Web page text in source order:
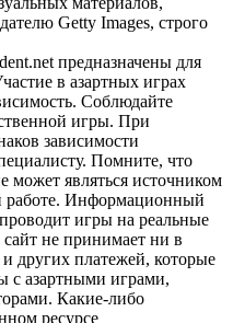
Getty Images, строго
предназначены для
в азартных играх
Соблюдайте
игры. При
зависимости
Помните, что
может являться источником
работе. Информационный
игры на реальные
не принимает ни в
других платежей, которые
с азартными играми,
Какие-либо
ресурсе